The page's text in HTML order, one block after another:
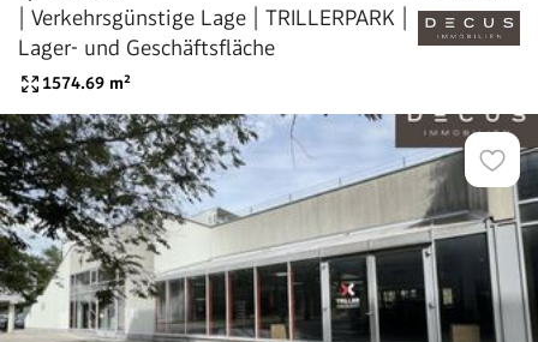
| Verkehrsgünstige Lage | TRILLERPARK |
Lager- und Geschäftsfläche
1574.69 m²